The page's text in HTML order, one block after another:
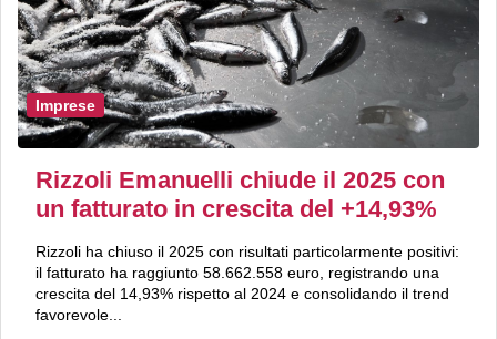
Imprese
Rizzoli Emanuelli chiude il 2025 con
un fatturato in crescita del +14,93%
Rizzoli ha chiuso il 2025 con risultati particolarmente positivi:
il fatturato ha raggiunto 58.662.558 euro, registrando una
crescita del 14,93% rispetto al 2024 e consolidando il trend
favorevole...